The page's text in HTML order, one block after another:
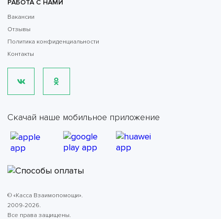
РАБОТА С НАМИ
Вакансии
Отзывы
Политика конфиденциальности
Контакты
Скачай наше мобильное приложение
© «Касса Взаимопомощи».
2009-2026.
Все права защищены.